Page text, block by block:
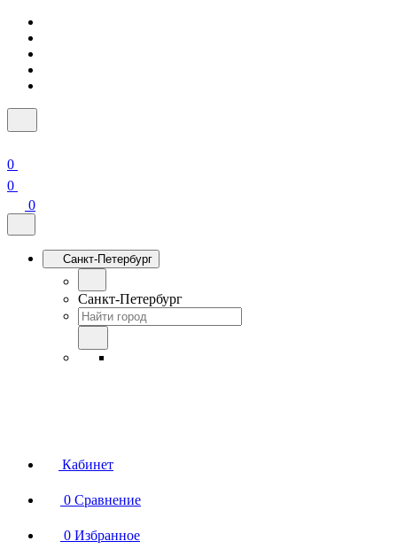
0
0
0
Санкт-Петербург
Санкт-Петербург
Кабинет
0 Сравнение
0 Избранное